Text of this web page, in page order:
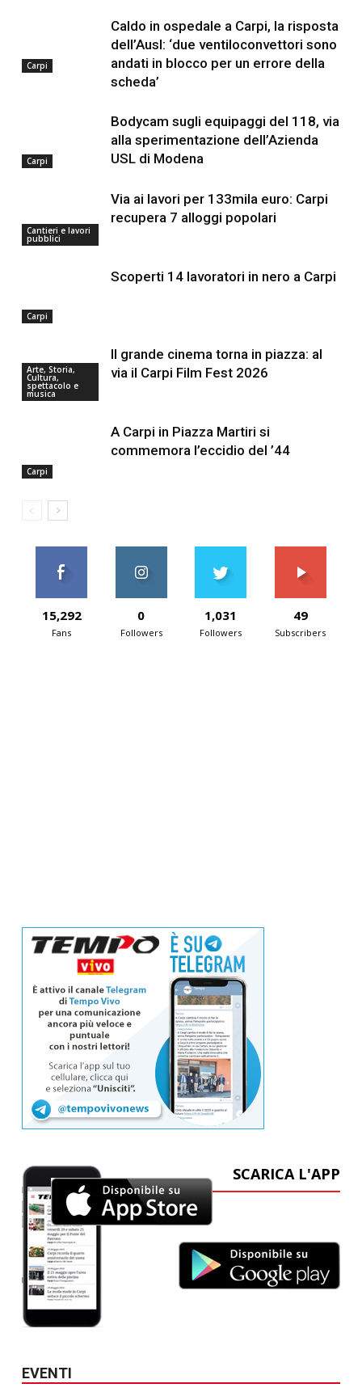
Carpi
Caldo in ospedale a Carpi, la risposta
dell’Ausl: ‘due ventiloconvettori sono
andati in blocco per un errore della
scheda’
Carpi
Bodycam sugli equipaggi del 118, via
alla sperimentazione dell’Azienda
USL di Modena
Cantieri e lavori
pubblici
Via ai lavori per 133mila euro: Carpi
recupera 7 alloggi popolari
Carpi
Scoperti 14 lavoratori in nero a Carpi
Arte, Storia,
Cultura,
spettacolo e
musica
Il grande cinema torna in piazza: al
via il Carpi Film Fest 2026
Carpi
A Carpi in Piazza Martiri si
commemora l’eccidio del ’44
15,292
Fans
0
Followers
1,031
Followers
49
Subscribers
SCARICA L'APP
EVENTI